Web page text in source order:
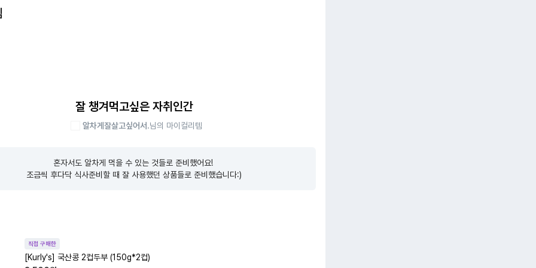
잘 챙겨먹고싶은 자취인간
알차게잘살고싶어서.님의 마이컬리템
혼자서도 알차게 먹을 수 있는 것들로 준비했어요!
조금씩 후다닥 식사준비할 때 잘 사용했던 상품들로 준비했습니다:)
직접 구매한
[Kurly's] 국산콩 2컵두부 (150g*2컵)